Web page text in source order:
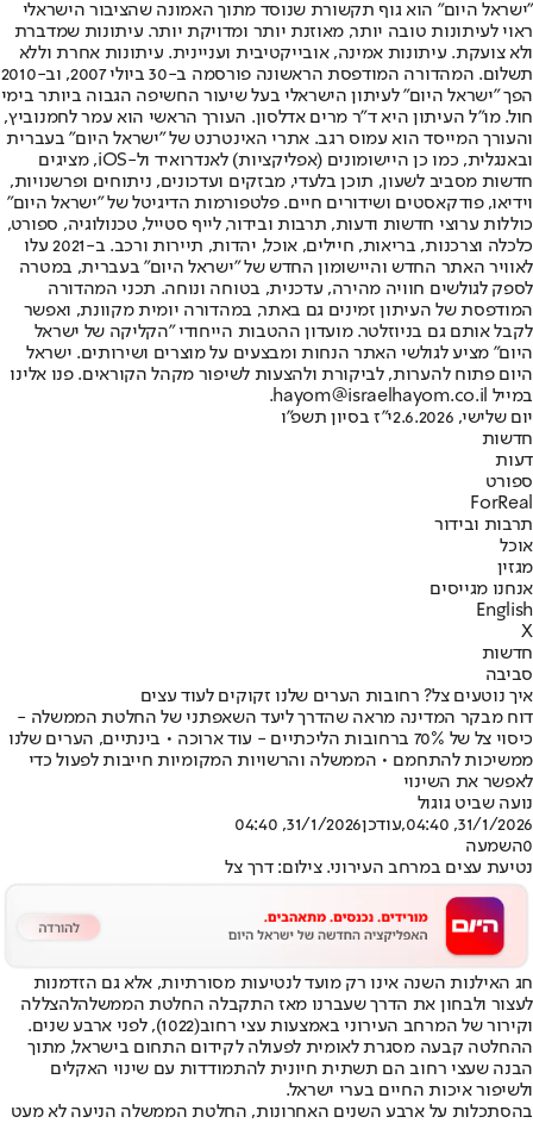
"ישראל היום" הוא גוף תקשורת שנוסד מתוך האמונה שהציבור הישראלי
ראוי לעיתונות טובה יותר, מאוזנת יותר ומדויקת יותר. עיתונות שמדברת
ולא צועקת. עיתונות אמינה, אובייקטיבית ועניינית. עיתונות אחרת וללא
תשלום. המהדורה המודפסת הראשונה פורסמה ב-30 ביולי 2007, וב-2010
הפך "ישראל היום" לעיתון הישראלי בעל שיעור החשיפה הגבוה ביותר בימי
חול. מו"ל העיתון היא ד"ר מרים אדלסון. העורך הראשי הוא עמר לחמנוביץ,
והעורך המייסד הוא עמוס רגב. אתרי האינטרנט של "ישראל היום" בעברית
ובאנגלית, כמו כן היישומונים (אפליקציות) לאנדרואיד ול-iOS, מציגים
חדשות מסביב לשעון, תוכן בלעדי, מבזקים ועדכונים, ניתוחים ופרשנויות,
וידיאו, פודקאסטים ושידורים חיים. פלטפורמות הדיגיטל של "ישראל היום"
כוללות ערוצי חדשות ודעות, תרבות ובידור, לייף סטייל, טכנולוגיה, ספורט,
כלכלה וצרכנות, בריאות, חיילים, אוכל, יהדות, תיירות ורכב. ב-2021 עלו
לאוויר האתר החדש והיישומון החדש של "ישראל היום" בעברית, במטרה
לספק לגולשים חוויה מהירה, עדכנית, בטוחה ונוחה. תכני המהדורה
המודפסת של העיתון זמינים גם באתר, במהדורה יומית מקוונת, ואפשר
לקבל אותם גם בניוזלטר. מועדון ההטבות הייחודי "הקליקה של ישראל
היום" מציע לגולשי האתר הנחות ומבצעים על מוצרים ושירותים. ישראל
היום פתוח להערות, לביקורת ולהצעות לשיפור מקהל הקוראים. פנו אלינו
במייל hayom@israelhayom.co.il.
יום שלישי, 2.6.2026
י"ז בסיון תשפ"ו
חדשות
דעות
ספורט
ForReal
תרבות ובידור
אוכל
מגזין
אנחנו מגייסים
English
X
חדשות
סביבה
איך נוטעים צל? רחובות הערים שלנו זקוקים לעוד עצים
דוח מבקר המדינה מראה שהדרך ליעד השאפתני של החלטת הממשלה -
כיסוי צל של 70% ברחובות הליכתיים - עוד ארוכה • בינתיים, הערים שלנו
ממשיכות להתחמם • הממשלה והרשויות המקומיות חייבות לפעול כדי
לאפשר את השינוי
נועה שביט גוגול
31/1/2026, 04:40
,עודכן31/1/2026, 04:40
0השמעה
נטיעת עצים במרחב העירוני. צילום: דרך צל
חג האילנות השנה אינו רק מועד לנטיעות מסורתיות, אלא גם הזדמנות
לעצור ולבחון את הדרך שעברנו מאז התקבלה החלטת הממשלהלהצללה
וקירור של המרחב העירוני באמצעות עצי רחוב
(1022), לפני ארבע שנים.
ההחלטה קבעה מסגרת לאומית לפעולה לקידום התחום בישראל, מתוך
הבנה שעצי רחוב הם תשתית חיונית להתמודדות עם שינוי האקלים
ולשיפור איכות החיים בערי ישראל.
בהסתכלות על ארבע השנים האחרונות, החלטת הממשלה הניעה לא מעט